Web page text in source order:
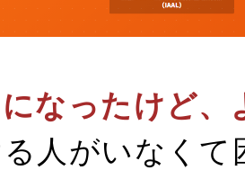
になったけど
人がいなく